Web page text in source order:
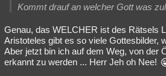
Kommt drauf an welcher Gott was
Genau, das WELCHER ist des Rätsels
Aristoteles gibt es so viele Gottesbilder,
Aber jetzt bin ich auf dem Weg, von der
erkannt zu werden ... Herr Jeh oh Nee!